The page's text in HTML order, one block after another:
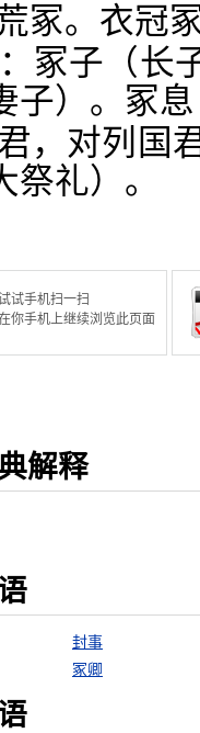
冢。衣冠
冢子（长
子）。冢
，对列国
礼）。
试手机扫一扫
你手机上继续浏览此页面
解释
封事
冢卿